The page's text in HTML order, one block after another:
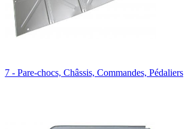
7 - Pare-chocs, Châssis, Commandes, Pédaliers